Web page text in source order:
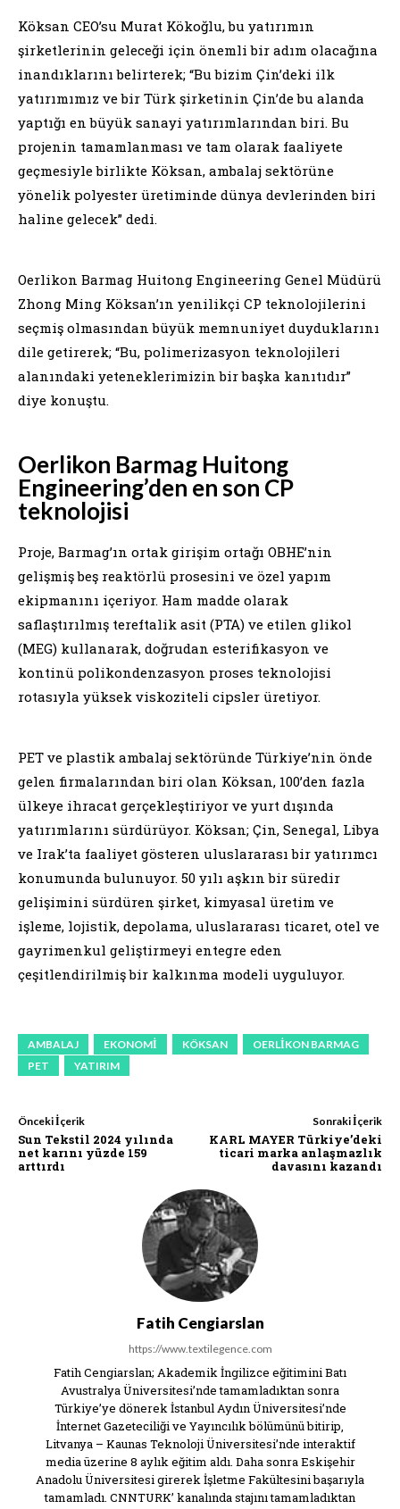
Köksan CEO’su Murat Kökoğlu, bu yatırımın
şirketlerinin geleceği için önemli bir adım olacağına
inandıklarını belirterek; “Bu bizim Çin’deki ilk
yatırımımız ve bir Türk şirketinin Çin’de bu alanda
yaptığı en büyük sanayi yatırımlarından biri. Bu
projenin tamamlanması ve tam olarak faaliyete
geçmesiyle birlikte Köksan, ambalaj sektörüne
yönelik polyester üretiminde dünya devlerinden biri
haline gelecek” dedi.
Oerlikon Barmag Huitong Engineering Genel Müdürü
Zhong Ming Köksan’ın yenilikçi CP teknolojilerini
seçmiş olmasından büyük memnuniyet duyduklarını
dile getirerek; “Bu, polimerizasyon teknolojileri
alanındaki yeteneklerimizin bir başka kanıtıdır”
diye konuştu.
Oerlikon Barmag Huitong
Engineering’den en son CP
teknolojisi
Proje, Barmag’ın ortak girişim ortağı OBHE’nin
gelişmiş beş reaktörlü prosesini ve özel yapım
ekipmanını içeriyor. Ham madde olarak
saflaştırılmış tereftalik asit (PTA) ve etilen glikol
(MEG) kullanarak, doğrudan esterifikasyon ve
kontinü polikondenzasyon proses teknolojisi
rotasıyla yüksek viskoziteli cipsler üretiyor.
PET ve plastik ambalaj sektöründe Türkiye’nin önde
gelen firmalarından biri olan Köksan, 100’den fazla
ülkeye ihracat gerçekleştiriyor ve yurt dışında
yatırımlarını sürdürüyor. Köksan; Çin, Senegal, Libya
ve Irak’ta faaliyet gösteren uluslararası bir yatırımcı
konumunda bulunuyor. 50 yılı aşkın bir süredir
gelişimini sürdüren şirket, kimyasal üretim ve
işleme, lojistik, depolama, uluslararası ticaret, otel ve
gayrimenkul geliştirmeyi entegre eden
çeşitlendirilmiş bir kalkınma modeli uyguluyor.
AMBALAJ EKONOMI KÖKSAN
OERLIKON BARMAG
PET
YATIRIM
Önceki İçerik
Sun Tekstil 2024 yılında
net karını yüzde 159
arttırdı
Sonraki İçerik
KARL MAYER Türkiye’deki
ticari marka anlaşmazlık
davasını kazandı
Fatih Cengiarslan
https://www.textilegence.com
Fatih Cengiarslan; Akademik İngilizce eğitimini Batı
Avustralya Üniversitesi’nde tamamladıktan sonra
Türkiye’ye dönerek İstanbul Aydın Üniversitesi’nde
İnternet Gazeteciliği ve Yayıncılık bölümünü bitirip,
Litvanya – Kaunas Teknoloji Üniversitesi’nde interaktif
media üzerine 8 aylık eğitim aldı. Daha sonra Eskişehir
Anadolu Üniversitesi girerek İşletme Fakültesini başarıyla
tamamladı. CNNTURK’ kanalında stajını tamamladıktan